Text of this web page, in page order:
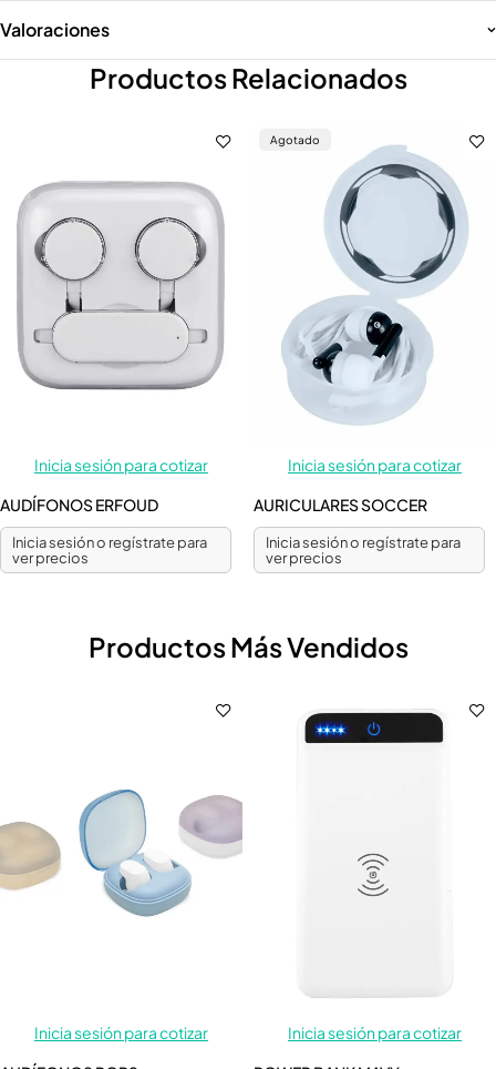
Valoraciones
Productos Relacionados
Inicia sesión para cotizar
AUDÍFONOS ERFOUD
Inicia sesión o regístrate para
ver precios
Agotado
Inicia sesión para cotizar
AURICULARES SOCCER
Inicia sesión o regístrate para
ver precios
Productos Más Vendidos
Inicia sesión para cotizar
Inicia sesión para cotizar